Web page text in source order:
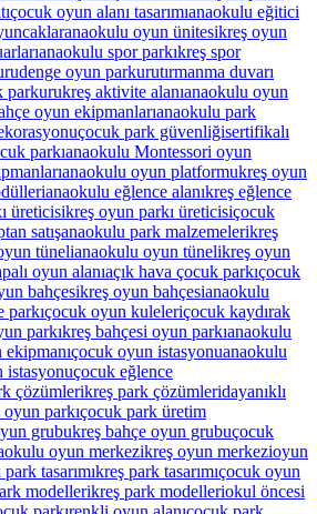
çocuk oyun alanı tasarımıanaokulu eğitici
anaokulu oyun ünitesikreş oyun
anaokulu spor parkıkreş spor
denge oyun parkurutırmanma duvarı
parkurukreş aktivite alanıanaokulu oyun
oyun ekipmanlarıanaokulu park
çocuk park güvenliğisertifikalı
parkıanaokulu Montessori oyun
anaokulu oyun platformukreş oyun
anaokulu eğlence alanıkreş eğlence
üreticisikreş oyun parkı üreticisiçocuk
satışanaokulu park malzemelerikreş
tünelianaokulu oyun tünelikreş oyun
oyun alanıaçık hava çocuk parkıçocuk
bahçesikreş oyun bahçesianaokulu
parkıçocuk oyun kuleleriçocuk kaydırak
parkıkreş bahçesi oyun parkıanaokulu
çocuk oyun istasyonuanaokulu
istasyonuçocuk eğlence
çözümlerikreş park çözümleridayanıklı
parkıçocuk park üretim
grubukreş bahçe oyun grubuçocuk
oyun merkezikreş oyun merkezioyun
tasarımıkreş park tasarımıçocuk oyun
modellerikreş park modelleriokul öncesi